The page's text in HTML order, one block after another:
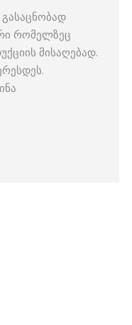
რომელზეც
მისაღებად.